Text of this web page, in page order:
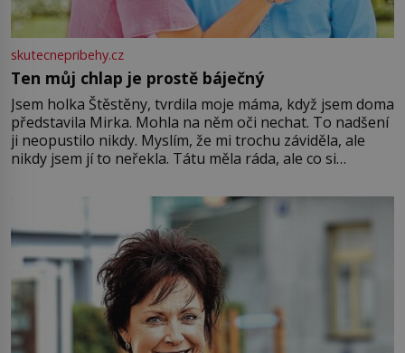
skutecnepribehy.cz
Ten můj chlap je prostě báječný
Jsem holka Štěstěny, tvrdila moje máma, když jsem doma
představila Mirka. Mohla na něm oči nechat. To nadšení
ji neopustilo nikdy. Myslím, že mi trochu záviděla, ale
nikdy jsem jí to neřekla. Tátu měla ráda, ale co si
Jsme spolu moc rádi Tehdy byla jiná doba, když